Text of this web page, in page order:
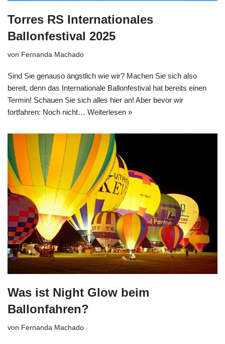
Torres RS Internationales
Ballonfestival 2025
von Fernanda Machado
Sind Sie genauso ängstlich wie wir? Machen Sie sich also
bereit, denn das Internationale Ballonfestival hat bereits einen
Termin! Schauen Sie sich alles hier an! Aber bevor wir
fortfahren: Noch nicht… Weiterlesen »
Was ist Night Glow beim
Ballonfahren?
von Fernanda Machado